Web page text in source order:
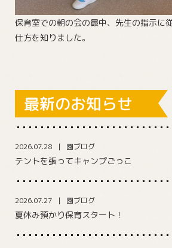
保育室での朝の会の最中、先生の指示に
仕方を知りました。
最新のお知らせ
2026.07.28 園ブログ
テントを張ってキャンプごっこ
2026.07.27 園ブログ
夏休み預かり保育スタート！